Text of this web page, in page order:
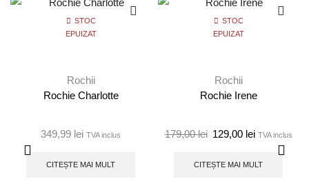
STOC
EPUIZAT
Rochii
Rochie Charlotte
349,99 lei TVA inclus
CITEȘTE MAI MULT
STOC
EPUIZAT
Rochii
Rochie Irene
179,00lei 129,00 lei TVA inclus
CITEȘTE MAI MULT